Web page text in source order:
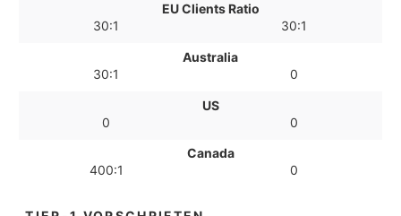
EU Clients Ratio
30:1
30:1
Australia
30:1
0
US
0
0
Canada
400:1
0